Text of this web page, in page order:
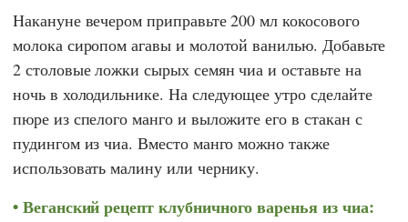
Накануне вечером приправьте 200 мл кокосового
молока сиропом агавы и молотой ванилью. Добавьте
2 столовые ложки сырых семян чиа и оставьте на
ночь в холодильнике. На следующее утро сделайте
пюре из спелого манго и выложите его в стакан с
пудингом из чиа. Вместо манго можно также
использовать малину или чернику.
Веганский рецепт клубничного варенья из чиа: